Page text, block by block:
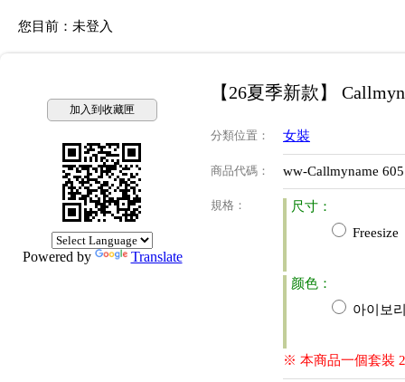
您目前： 未登入
加入到收藏匣
Powered by Translate
【26夏季新款】
分類位置 ： 女裝
商品代碼 ： ww-Callmyname
規格 ：
尺寸：
Freesize
颜色：
아이보
※ 本商品一個套裝